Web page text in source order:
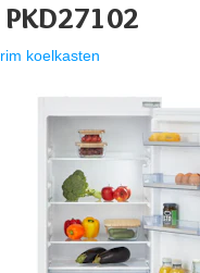
koelkasten